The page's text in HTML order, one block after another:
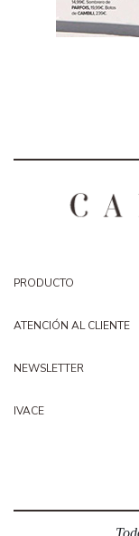
PRODUCTO
ATENCIÓN AL CLIENTE
NEWSLETTER
IVACE